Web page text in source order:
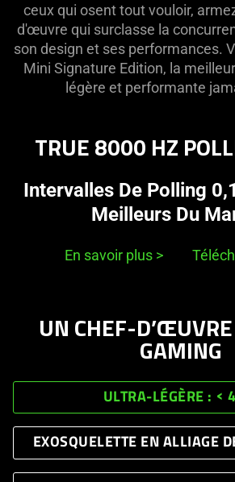
ceux qui osent tout vouloir,
d'œuvre qui surclasse la
son design et ses performances.
Mini Signature Edition, la
légère et performante
TRUE 8000 HZ
Intervalles De Polling
Meilleurs Du
En savoir plus >
UN CHEF-
GAMING
ULTRA-LÉGÈRE : <
EXOSQUELETTE EN ALLIAGE